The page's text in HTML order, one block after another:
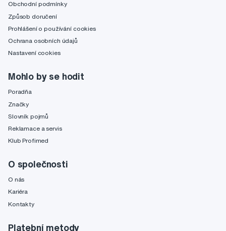
Obchodní podmínky
Způsob doručení
Prohlášení o používání cookies
Ochrana osobních údajů
Nastavení cookies
Mohlo by se hodit
Poradňa
Značky
Slovník pojmů
Reklamace a servis
Klub Profimed
O společnosti
O nás
Kariéra
Kontakty
Platební metody